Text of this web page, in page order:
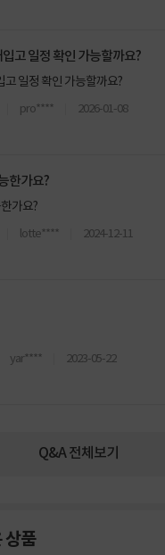
고 일정 확인 가능할까요?
일정 확인 가능할까요?
pro**** 2026-01-08
한가요?
가요?
lotte**** 2024-12-11
yar**** 2023-05-22
Q&A 전체보기
상품